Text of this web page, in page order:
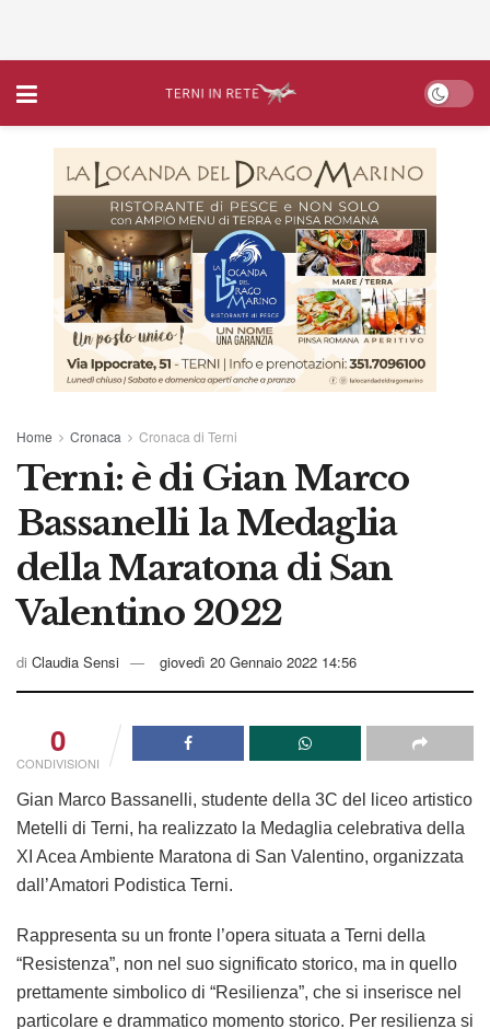
Home Cronaca Cronaca di Terni
Terni: è di Gian Marco
Bassanelli la Medaglia
della Maratona di San
Valentino 2022
di Claudia Sensi giovedì 20 Gennaio 2022 14:56
0
CONDIVISIONI
Gian Marco Bassanelli, studente della 3C del liceo artistico
Metelli di Terni, ha realizzato la Medaglia celebrativa della
XI Acea Ambiente Maratona di San Valentino, organizzata
dall’Amatori Podistica Terni.
Rappresenta su un fronte l’opera situata a Terni della
“Resistenza”, non nel suo significato storico, ma in quello
prettamente simbolico di “Resilienza”, che si inserisce nel
particolare e drammatico momento storico. Per resilienza si